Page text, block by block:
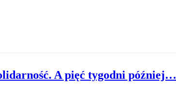
A pięć tygodni później…